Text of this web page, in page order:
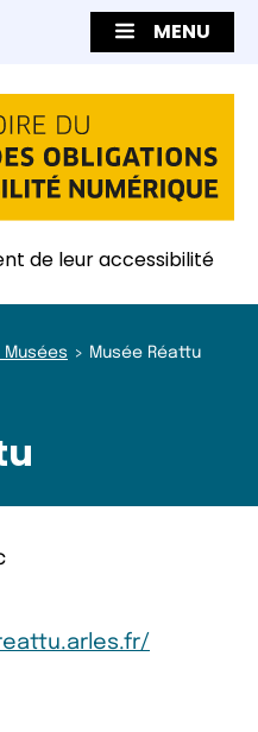
MENU
de leur accessibilité
Musée Réattu